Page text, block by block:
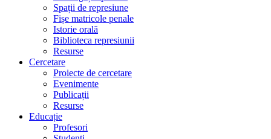
Spații de represiune
Fișe matricole penale
Istorie orală
Biblioteca represiunii
Resurse
Cercetare
Proiecte de cercetare
Evenimente
Publicații
Resurse
Educație
Profesori